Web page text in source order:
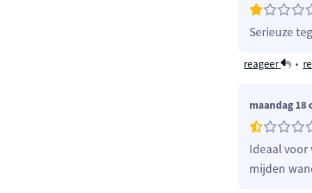
Serieuze
reageer •
maandag 18
Ideaal voor
mijden